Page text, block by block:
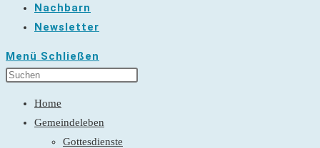
Nachbarn
Newsletter
Menü Schließen
Home
Gemeindeleben
Gottesdienste